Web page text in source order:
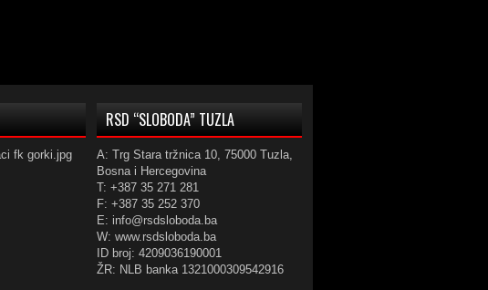
RSD “SLOBODA” TUZLA
A: Trg Stara tržnica 10, 75000 Tuzla,
Bosna i Hercegovina
T: +387 35 271 281
F: +387 35 252 370
E: info@rsdsloboda.ba
W: www.rsdsloboda.ba
ID broj: 4209036190001
ŽR: NLB banka 1321000309542916